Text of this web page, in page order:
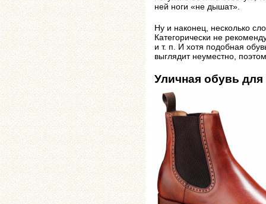
ней ноги «не дышат».
Ну и наконец, несколько
Категорически не
и т. п. И хотя подобная
выглядит неуместно,
Уличная обувь